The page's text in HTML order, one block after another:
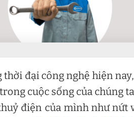
thời đại công nghệ hiện
cuộc sống của chúng
điện của mình như nứt